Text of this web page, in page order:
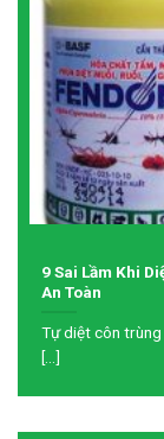
9 Sai Lầm Khi
An Toàn
Tự diệt côn trùng
[...]